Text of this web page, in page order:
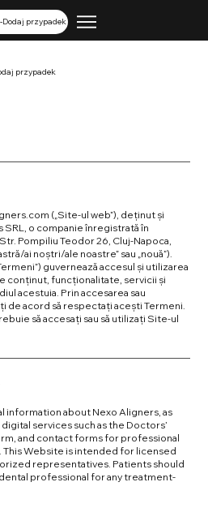
przypadek
przypadek
(„Site-ul web”), deținut și
o companie înregistrată în
Pompiliu Teodor 26, Cluj-Napoca,
ai noștri/ale noastre” sau „nouă”).
guvernează accesul și utilizarea
conținut, funcționalitate, servicii și
acestuia. Prin accesarea sau
de acord să respectați acești Termeni.
să accesați sau să utilizați Site-ul
information about Nexo Aligners, as
services such as the Doctors’
and contact forms for professional
Website is intended for licensed
representatives. Patients should
professional for any treatment-